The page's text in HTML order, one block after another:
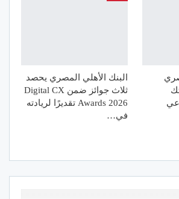
البنك الأهلي المصري يحصد
ثلاث جوائز ضمن Digital CX
Awards 2026 تقديرًا لريادته
في…